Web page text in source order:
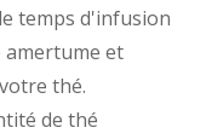
temps d'infusion
et
thé.
de thé